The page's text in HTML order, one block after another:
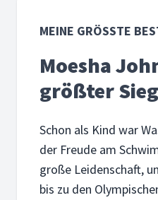
MEINE GRÖSSTE
Moesha
größter Sieg
Schon als Kind war
der Freude am
große Leidenschaft,
bis zu den